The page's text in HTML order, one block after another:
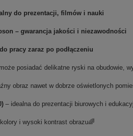
do prezentacji, filmów i nauki
– gwarancja jakości i niezawodności
pracy zaraz po podłączeniu
posiadać delikatne ryski na obudowie,
obraz nawet w dobrze oświetlonych
– idealna do prezentacji biurowych i
i wysoki kontrast obrazu🌈